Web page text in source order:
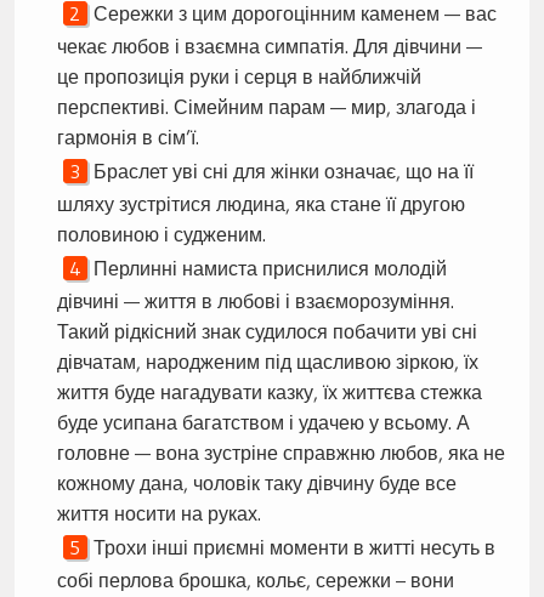
Сережки з цим дорогоцінним каменем — вас
чекає любов і взаємна симпатія. Для дівчини —
це пропозиція руки і серця в найближчій
перспективі. Сімейним парам — мир, злагода і
гармонія в сім’ї.
Браслет уві сні для жінки означає, що на її
шляху зустрітися людина, яка стане її другою
половиною і судженим.
Перлинні намиста приснилися молодій
дівчині — життя в любові і взаєморозуміння.
Такий рідкісний знак судилося побачити уві сні
дівчатам, народженим під щасливою зіркою, їх
життя буде нагадувати казку, їх життєва стежка
буде усипана багатством і удачею у всьому. А
головне — вона зустріне справжню любов, яка не
кожному дана, чоловік таку дівчину буде все
життя носити на руках.
Трохи інші приємні моменти в житті несуть в
собі перлова брошка, кольє, сережки – вони